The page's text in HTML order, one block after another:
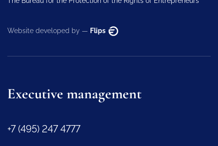
Website developed by — Flips
Executive management
+7 (495) 247 4777